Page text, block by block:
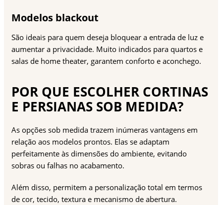
Modelos blackout
São ideais para quem deseja bloquear a entrada de luz e
aumentar a privacidade. Muito indicados para quartos e
salas de home theater, garantem conforto e aconchego.
POR QUE ESCOLHER CORTINAS
E PERSIANAS SOB MEDIDA?
As opções sob medida trazem inúmeras vantagens em
relação aos modelos prontos. Elas se adaptam
perfeitamente às dimensões do ambiente, evitando
sobras ou falhas no acabamento.
Além disso, permitem a personalização total em termos
de cor, tecido, textura e mecanismo de abertura.